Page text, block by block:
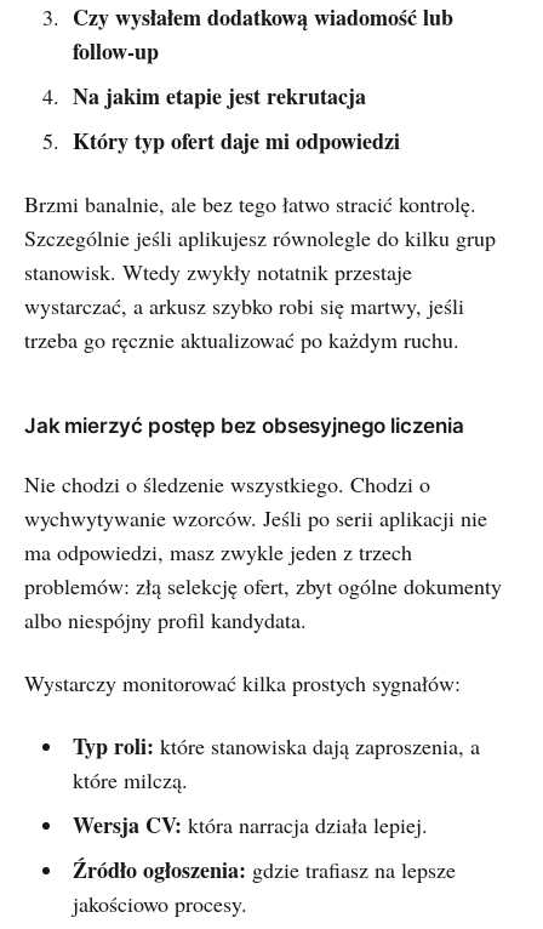
Czy wysłałem dodatkową wiadomość lub
follow-up
Na jakim etapie jest rekrutacja
Który typ ofert daje mi odpowiedzi
Brzmi banalnie, ale bez tego łatwo stracić kontrolę.
Szczególnie jeśli aplikujesz równolegle do kilku grup
stanowisk. Wtedy zwykły notatnik przestaje
wystarczać, a arkusz szybko robi się martwy, jeśli
trzeba go ręcznie aktualizować po każdym ruchu.
Jak mierzyć postęp bez obsesyjnego liczenia
Nie chodzi o śledzenie wszystkiego. Chodzi o
wychwytywanie wzorców. Jeśli po serii aplikacji nie
ma odpowiedzi, masz zwykle jeden z trzech
problemów: złą selekcję ofert, zbyt ogólne dokumenty
albo niespójny profil kandydata.
Wystarczy monitorować kilka prostych sygnałów:
Typ roli: które stanowiska dają zaproszenia, a
które milczą.
Wersja CV: która narracja działa lepiej.
Źródło ogłoszenia: gdzie trafiasz na lepsze
jakościowo procesy.